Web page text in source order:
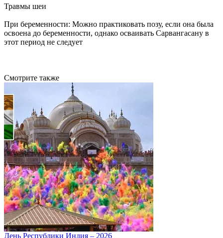
Травмы шеи
При беременности: Можно практиковать позу, если она была
освоена до беременности, однако осваивать Сарвангасану в
этот период не следует
Смотрите также
День Республики Индия – 2026